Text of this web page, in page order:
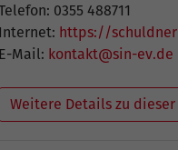
0355 488711
Internet: https://
E-Mail: kontakt@sin-ev.de
Weitere Details zu